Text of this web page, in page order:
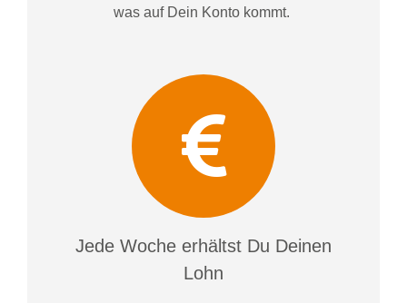
was auf Dein Konto kommt.
Jede Woche erhältst Du Deinen
Lohn